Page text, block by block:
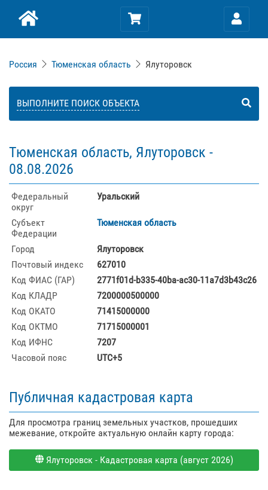
Россия Тюменская область Ялуторовск
ВЫПОЛНИТЕ ПОИСК ОБЪЕКТА
Тюменская область, Ялуторовск -
08.08.2026
Федеральный
округ
Уральский
Субъект
Федерации
Тюменская область
Город
Ялуторовск
Почтовый индекс
627010
Код ФИАС (ГАР)
2771f01d-b335-40ba-ac30-11a7d3b43c26
Код КЛАДР
7200000500000
Код ОКАТО
71415000000
Код ОКТМО
71715000001
Код ИФНС
7207
Часовой пояс
UTC+5
Публичная кадастровая карта
Для просмотра границ земельных участков, прошедших
межевание, откройте актуальную онлайн карту города:
Ялуторовск - Кадастровая карта (август 2026)